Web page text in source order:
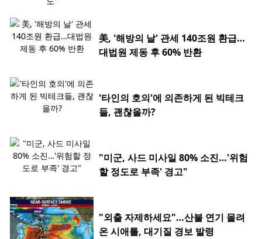
美, '해방의 날' 관세 140조원 환급…
대법원 제동 후 60% 반환
'타인의 호의'에 의존하게 된 빅테크
들, 괜찮을까?
"미군, 사드 미사일 80% 소진…'위험
할 정도로 부족' 경고"
"외출 자제하세요"…산불 연기 몰려
온 시애틀, 대기질 경보 발령